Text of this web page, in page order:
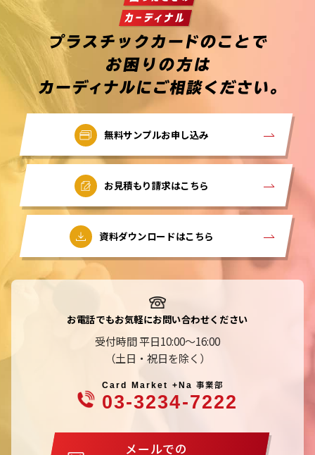
無料サンプルお申し込み
お見積もり請求はこちら
資料ダウンロードはこちら
お電話でもお気軽にお問い合わせください
受付時間 平日10:00～16:00
（土日・祝日を除く）
Card Market +Na事業部
03-3234-7222
メールでの